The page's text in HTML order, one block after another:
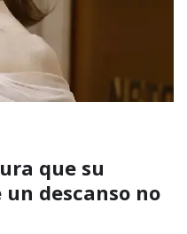
que su
descanso no